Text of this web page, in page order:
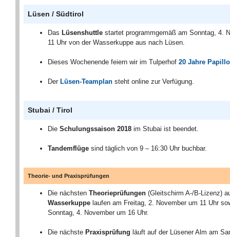
Lüsen / Südtirol
Das Lüsenshuttle startet programmgemäß am Sonntag, 4.
11 Uhr von der Wasserkuppe aus nach Lüsen.
Dieses Wochenende feiern wir im Tulperhof 20 Jahre
Der Lüsen-Teamplan steht online zur Verfügung.
Stubai / Tirol
Die Schulungssaison 2018 im Stubai ist beendet.
Tandemflüge sind täglich von 9 – 16:30 Uhr buchbar.
Theorie- und Praxisprüfungen
Die nächsten Theorieprüfungen (Gleitschirm A-/B-Lizenz)
Wasserkuppe laufen am Freitag, 2. November um 11 Uhr
Sonntag, 4. November um 16 Uhr.
Die nächste Praxisprüfung läuft auf der Lüsener Alm am